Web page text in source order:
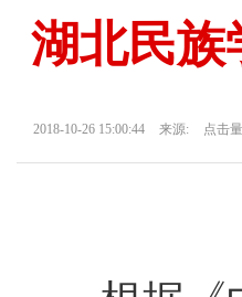
湖北民族
2018-10-26 15:00:44 来源: 点击